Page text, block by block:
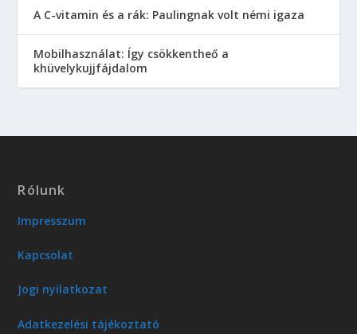
A C-vitamin és a rák: Paulingnak volt némi igaza
Mobilhasználat: Így csökkentheő a
khüvelykujjfájdalom
Rólunk
Impresszum
Kapcsolat
Jogi nyilatkozat
Adatkezelési tájékoztató